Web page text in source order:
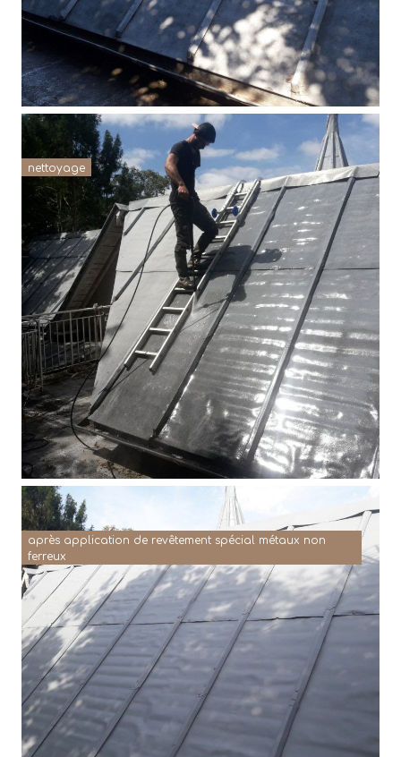
nettoyage
après application de revêtement spécial métaux non
ferreux